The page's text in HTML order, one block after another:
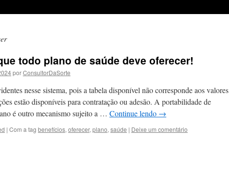
todo plano de saúde deve oferecer!
porConsultorDaSorte
nesse sistema, pois a tabela disponível não corresponde aos valores
estão disponíveis para contratação ou adesão. A portabilidade de
é outro mecanismo sujeito a … Continue lendo →
| Com a tag benefícios, oferecer, plano, saúde | Deixe um comentário